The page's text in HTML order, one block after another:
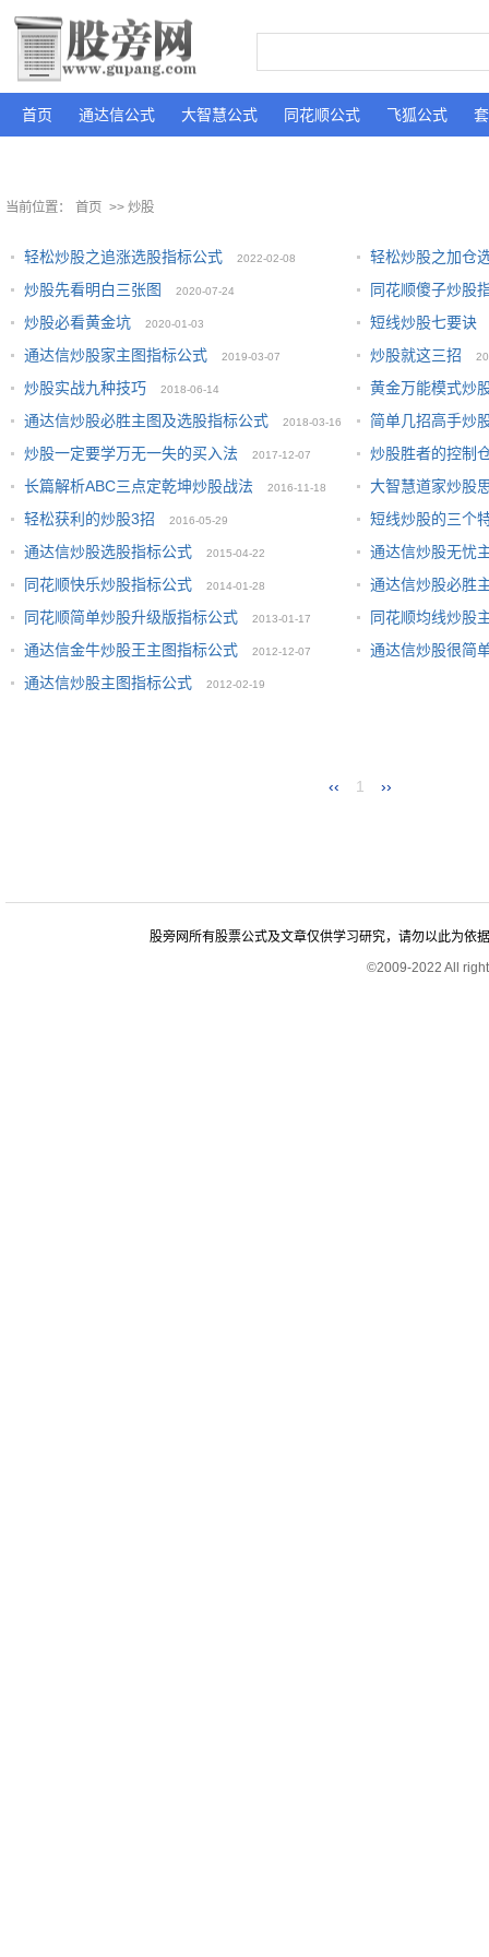
首页 通达信公式 大智慧公式 同花顺公式 飞狐公式
当前位置： 首页 >> 炒股
轻松炒股之追涨选股指标公式 2022-02-08
轻松炒股之加仓
炒股先看明白三张图
2020-07-24
同花顺傻子炒股
炒股必看黄金坑
2020-01-03
短线炒股七要诀
通达信炒股家主图指标公式
2019-03-07 炒股就这三招
炒股实战九种技巧 2018-06-14
黄金万能模式炒
通达信炒股必胜主图及选股指标公式
2018-03-16
简单几招高手炒
炒股一定要学万无一失的买入法
2017-12-07
炒股胜者的控制
长篇解析ABC三点定乾坤炒股战法
2016-11-18
大智慧道家炒股
轻松获利的炒股3招
2016-05-29
短线炒股的三个
通达信炒股选股指标公式
2015-04-22
通达信炒股无忧
同花顺快乐炒股指标公式
2014-01-28
通达信炒股必胜
同花顺简单炒股升级版指标公式
2013-01-17
同花顺均线炒股
通达信金牛炒股王主图指标公式
2012-12-07
通达信炒股很简
通达信炒股主图指标公式
2012-02-19
‹‹ 1 ››
股旁网所有股票公式及文章仅供学习研究，请勿以此为依
©2009-2022 All